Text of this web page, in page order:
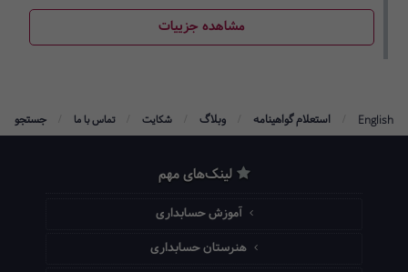
مشاهده جزییات
English استعلام گواهینامه وبلاگ شکایت تماس با ما جستجو
لینک‌های مهم
آموزش حسابداری
هنرستان حسابداری